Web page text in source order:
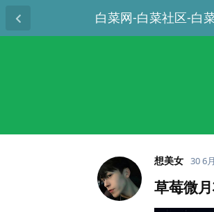
白菜网-白菜社区-白
想美女 30 6月
草莓微